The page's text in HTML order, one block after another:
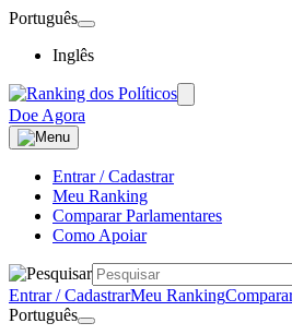
Português
Inglês
Doe Agora
Entrar / Cadastrar
Meu Ranking
Comparar Parlamentares
Como Apoiar
Entrar / CadastrarMeu Ranking
Português